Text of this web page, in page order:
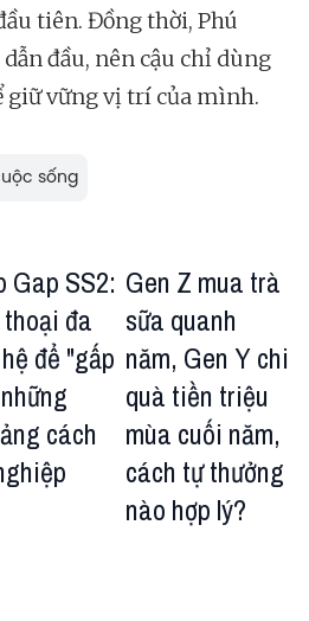
tiên. Đồng thời, Phú
đầu, nên cậu chỉ dùng
giữ vững vị trí của mình.
sống
Gap SS2:
đa
để "gấp
cách
Gen Z mua trà
sữa quanh
năm, Gen Y chi
quà tiền triệu
mùa cuối năm,
cách tự thưởng
nào hợp lý?